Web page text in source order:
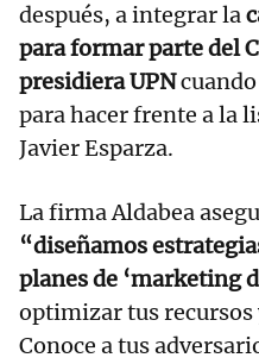
después, a integrar la
para formar parte del
presidiera UPNcuando
para hacer frente a la
Javier Esparza.
La firma Aldabea
“diseñamos
planes de ‘marketing
optimizar tus recursos
Conoce a tus